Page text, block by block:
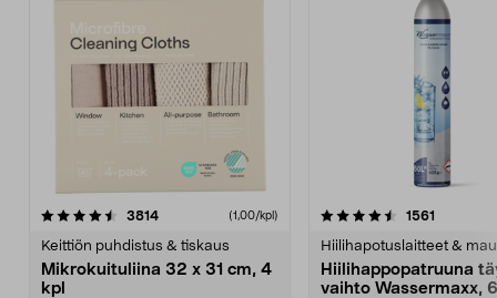
3814arvostelut (1,00/kpl)
Keittiön puhdistus & tiskaus
Mikrokuituliina 32 x 31 cm, 4
kpl
4.5viidestä
1561
Hiilihapotuslaitteet &
Hiilihappopatruuna
vaihto Wassermaxx,
4.5viidestä